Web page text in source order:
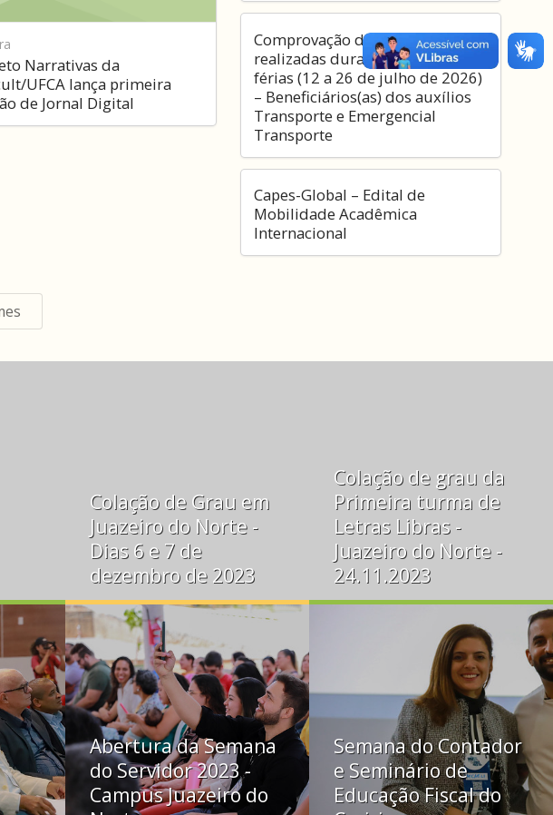
Narrativas da
UFCA lança primeira
de Jornal Digital
Comprovação de atividades
realizadas durante o período de
férias (12 a 26 de julho de 2026)
– Beneficiários(as) dos auxílios
Transporte e Emergencial
Transporte
Capes-Global – Edital de
Mobilidade Acadêmica
Internacional
Colação de Grau em
Juazeiro do Norte -
Dias 6 e 7 de
dezembro de 2023
Colação de grau da
Primeira turma de
Letras Libras -
Juazeiro do Norte -
24.11.2023
Abertura da Semana
do Servidor 2023 -
Campus Juazeiro do
Semana do Contador
e Seminário de
Educação Fiscal do